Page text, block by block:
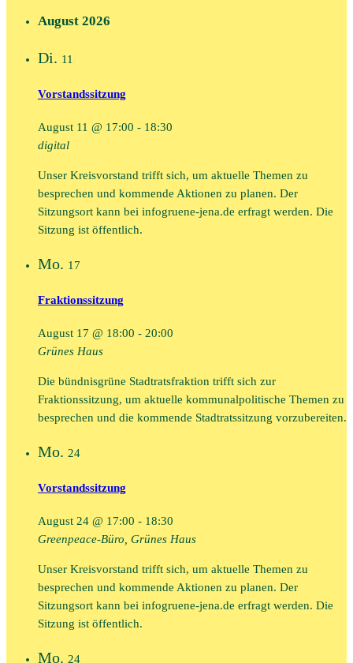
August 2026
Di. 11
Vorstandssitzung
August 11 @ 17:00 - 18:30
digital
Unser Kreisvorstand trifft sich, um aktuelle Themen zu
besprechen und kommende Aktionen zu planen. Der
Sitzungsort kann bei infogruene-jena.de erfragt werden. Die
Sitzung ist öffentlich.
Mo. 17
Fraktionssitzung
August 17 @ 18:00 - 20:00
Grünes Haus
Die bündnisgrüne Stadtratsfraktion trifft sich zur
Fraktionssitzung, um aktuelle kommunalpolitische Themen zu
besprechen und die kommende Stadtratssitzung vorzubereiten.
Mo. 24
Vorstandssitzung
August 24 @ 17:00 - 18:30
Greenpeace-Büro, Grünes Haus
Unser Kreisvorstand trifft sich, um aktuelle Themen zu
besprechen und kommende Aktionen zu planen. Der
Sitzungsort kann bei infogruene-jena.de erfragt werden. Die
Sitzung ist öffentlich.
Mo. 24